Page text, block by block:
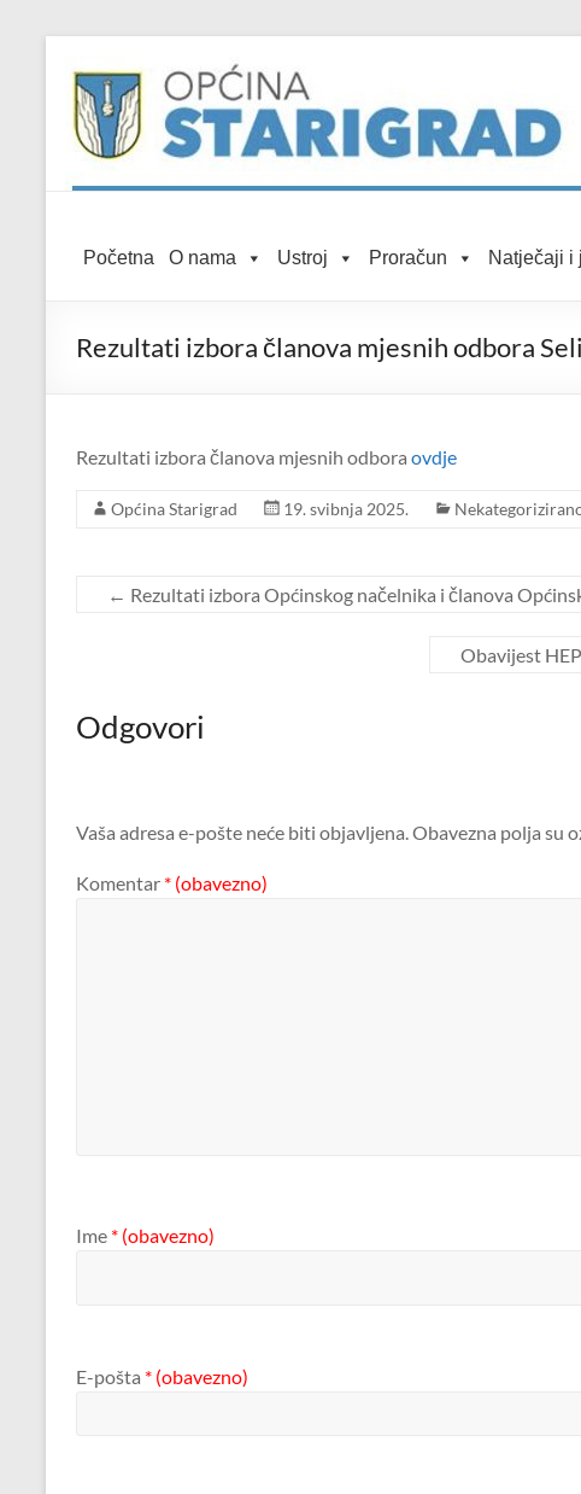
content
Općina
Službena
mrežna
Početna O nama Ustroj Proračun Natječaji i
Rezultati izbora članova mjesnih odbora
Rezultati izbora članova mjesnih odbora ovdje
Općina Starigrad 19. svibnja 2025.
← Rezultati izbora Općinskog načelnika i članova
Obavijest
Odgovori
Vaša adresa e-pošte neće biti objavljena.Obavezna polja su
Komentar * (obavezno)
Ime * (obavezno)
E-pošta * (obavezno)